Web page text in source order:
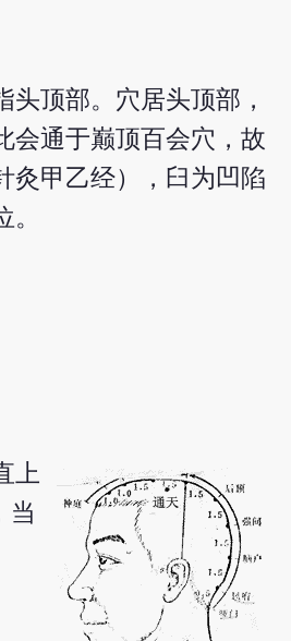
头顶部。穴居头顶部，
会通于巅顶百会穴，故
灸甲乙经），臼为凹陷
上
当